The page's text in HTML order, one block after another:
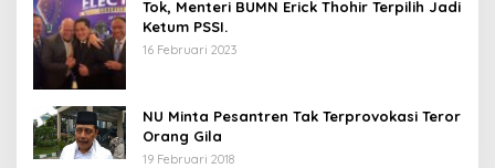
Tok, Menteri BUMN Erick Thohir Terpilih Jadi
Ketum PSSI.
16 Februari 2023
NU Minta Pesantren Tak Terprovokasi Teror
Orang Gila
19 Februari 2018